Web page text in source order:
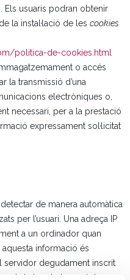
Els usuaris podran obtenir
la instal·lació de les cookies
politica-de-cookies.html
o accés
la transmissió d’una
electròniques o,
necessari, per a la prestació
expressament sol·licitat
de manera automàtica
per l’usuari. Una adreça IP
a un ordinador quan
informació és
servidor degudament inscrit
de les dades amb la